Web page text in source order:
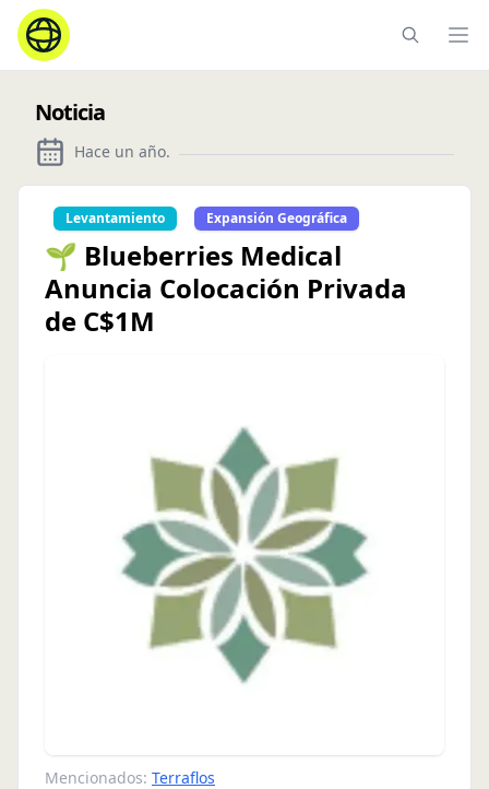
Noticia
Hace un año.
Levantamiento Expansión Geográfica
🌱 Blueberries Medical
Anuncia Colocación Privada
de C$1M
Mencionados: Terraflos